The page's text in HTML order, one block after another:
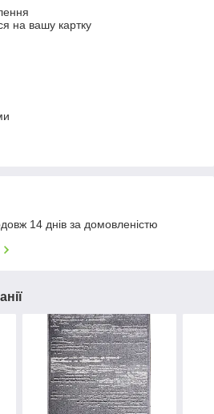
на вашу картку
14 днів за домовленістю